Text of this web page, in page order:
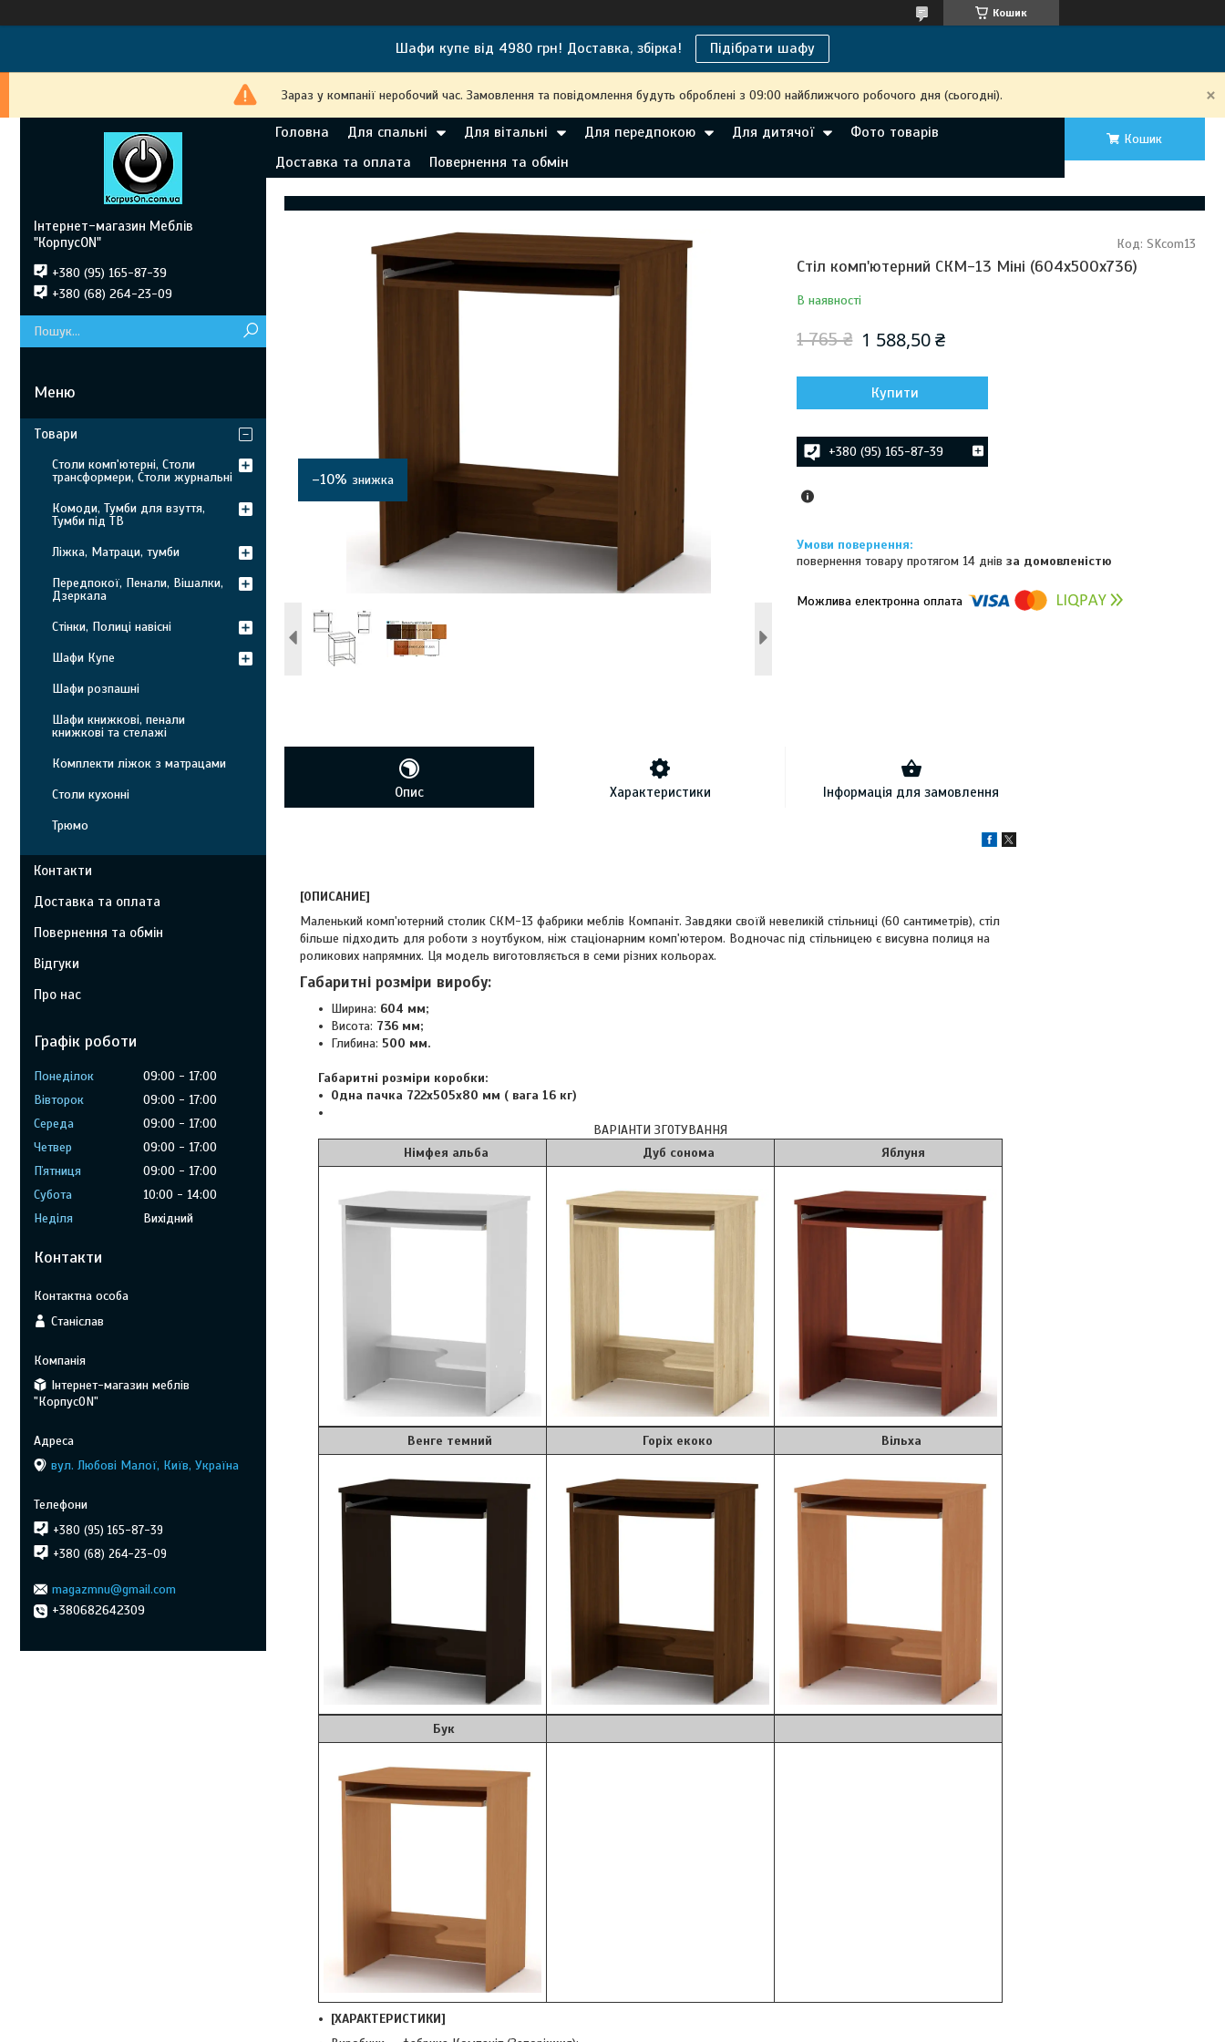
Кошик
Шафи купе від 4980 грн! Доставка, збірка! Підібрати шафу
Зараз у компанії неробочий час. Замовлення та повідомлення будуть оброблені з 09:00 найближчого робочого дня (сьогодні).
Головна Для спальні Для вітальні Для передпокою Для дитячої
Фото товарів
Доставка та оплата
Повернення та обмін
Кошик
–10%
Стіл комп'ютерний СКМ-13 Міні (604х500х736)
В наявності
Код: SKcom13
1 765 ₴ 1 588,50 ₴
Купити
+380 (95) 165-87-39
повернення товару протягом 14 днівза домовленістю
Опис Характеристики Інформація для замовлення
[ОПИСАНИЕ]
Маленький комп'ютерний столик СКМ-13 фабрики меблів Компаніт. Завдяки своїй невеликій стільниці (60 сантиметрів), стіл
більше підходить для роботи з ноутбуком, ніж стаціонарним комп'ютером. Водночас під стільницею є висувна полиця на
роликових напрямних. Ця модель виготовляється в семи різних кольорах.
Габаритні розміри виробу:
Ширина: 604 мм;
Висота: 736 мм;
Глибина: 500 мм.
Габаритні розміри коробки:
Одна пачка 722х505х80 мм ( вага 16 кг)
ВАРІАНТИ ЗГОТУВАННЯ
Німфея альба
Дуб сонома Яблуня
Венге темний Горіх екоко Вільха
Бук
[ХАРАКТЕРИСТИКИ]
Інтернет-магазин Меблів
"КорпусON"
+380 (95) 165-87-39
+380 (68) 264-23-09
Товари
Столи комп'ютерні, Столи
трансформери, Столи журнальні
Комоди, Тумби для взуття,
Тумби під ТВ
Ліжка, Матраци, тумби
Передпокої, Пенали, Вішалки,
Дзеркала
Стінки, Полиці навісні
Шафи Купе
Шафи розпашні
Шафи книжкові, пенали
книжкові та стелажі
Комплекти ліжок з матрацами
Столи кухонні
Трюмо
Контакти
Доставка та оплата
Повернення та обмін
Відгуки
Про нас
Графік роботи
Понеділок 09:00
17:00
Вівторок
09:00
17:00
Середа
09:00
17:00
Четвер
09:00
17:00
Пʼятниця
09:00
17:00
Субота
10:00
14:00
Неділя
Вихідний
Контакти
Станіслав
Інтернет-магазин меблів
"КорпусON"
вул. Любові Малої, Київ, Україна
+380 (95) 165-87-39
+380 (68) 264-23-09
magazmnu@gmail.com
+380682642309